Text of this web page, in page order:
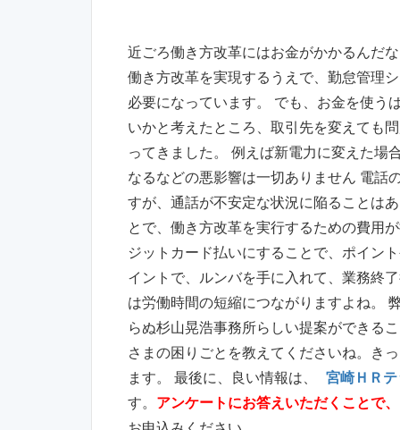
近ごろ働き方改革にはお金がかかるんだ
働き方改革を実現するうえで、勤怠管理
必要になっています。 でも、お金を使う
いかと考えたところ、取引先を変えても
ってきました。 例えば新電力に変えた場
なるなどの悪影響は一切ありません 電話
すが、通話が不安定な状況に陥ることは
とで、働き方改革を実行するための費用
ジットカード払いにすることで、ポイン
イントで、ルンバを手に入れて、業務終
は労働時間の短縮につながりますよね。
らぬ杉山晃浩事務所らしい提案ができる
さまの困りごとを教えてくださいね。き
ます。 最後に、良い情報は、
宮崎ＨＲ
す。 アンケートにお答えいただくことで